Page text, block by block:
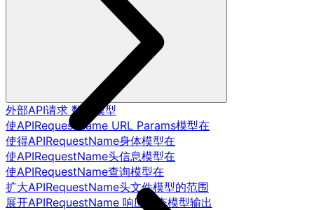
外部API请求 数据模型
使APIRequestName URL Params模型在
使得APIRequestName身体模型在
使APIRequestName头信息模型在
使APIRequestName查询模型在
扩大APIRequestName头文件模型的范围
展开APIRequestName 响应状态模型输出